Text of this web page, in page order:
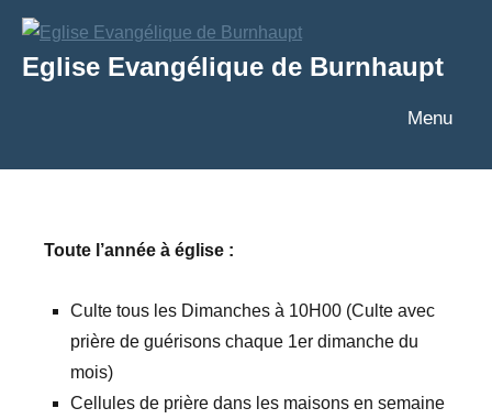
Aller
contenu
Eglise Evangélique de Burnhaupt
Texte
Menu
Toute l’année à église :
Culte tous les Dimanches à 10H00 (Culte avec
prière de guérisons chaque 1er dimanche du
mois)
Cellules de prière dans les maisons en semaine